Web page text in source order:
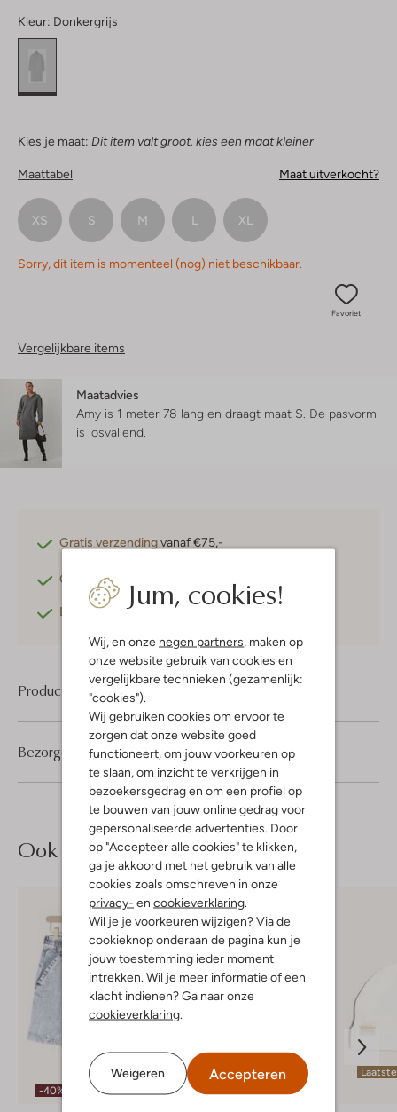
Jum, cookies!
Wij, en onze negen partners , maken op
onze website gebruik van cookies en
vergelijkbare technieken (gezamenlijk:
"cookies").
Wij gebruiken cookies om ervoor te
zorgen dat onze website goed
functioneert, om jouw voorkeuren op
te slaan, om inzicht te verkrijgen in
bezoekersgedrag en om een profiel op
te bouwen van jouw online gedrag voor
gepersonaliseerde advertenties. Door
op "Accepteer alle cookies" te klikken,
ga je akkoord met het gebruik van alle
cookies zoals omschreven in onze
privacy- en cookieverklaring
Wil je je voorkeuren wijzigen? Via de
cookieknop onderaan de pagina kun je
jouw toestemming ieder moment
intrekken. Wil je meer informatie of een
klacht indienen? Ga naar onze
cookieverklaring
Weigeren Accepteren
Kleur: Donkergrijs
Kies je maat: Dit item valt groot, kies een maat kleiner
Maattabel Maat uitverkocht?
XS S M L XL
Sorry, dit item is momenteel (nog) niet beschikbaar.
Favoriet
Vergelijkbare items
Maatadvies
Amy is 1 meter 78 lang en draagt maat S. De pasvorm
is losvallend
Gratis verzendingvanaf €75,-
Gratis retourneren
Betaal achteraf met Klarna
Product informatie
Bezorgen & retourneren
Ook iets voor jou?
-40% -50%